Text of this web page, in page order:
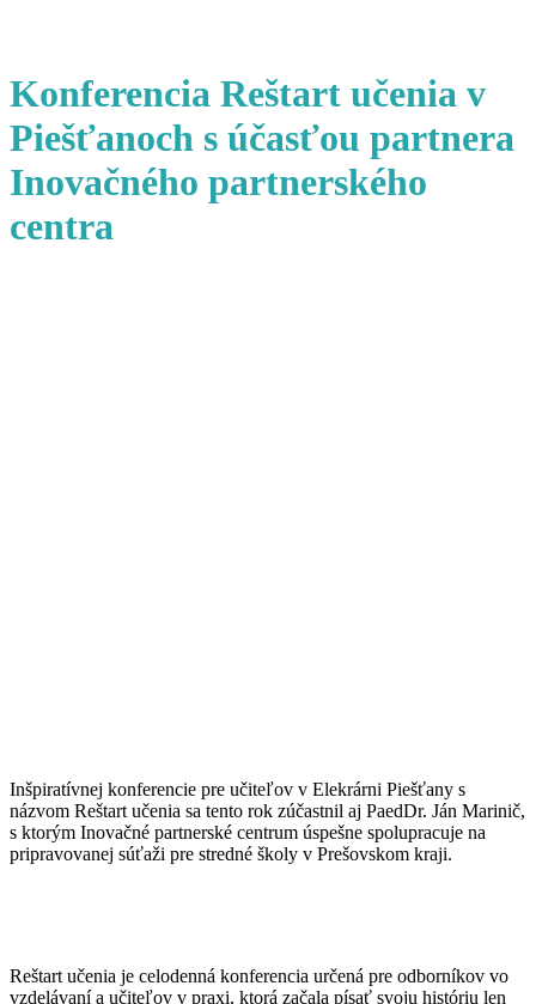
Konferencia Reštart učenia v
Piešťanoch s účasťou partnera
Inovačného partnerského
centra
Inšpiratívnej konferencie pre učiteľov v Elekrárni Piešťany s
názvom Reštart učenia sa tento rok zúčastnil aj PaedDr. Ján Marinič,
s ktorým Inovačné partnerské centrum úspešne spolupracuje na
pripravovanej súťaži pre stredné školy v Prešovskom kraji.
Reštart učenia je celodenná konferencia určená pre odborníkov vo
vzdelávaní a učiteľov v praxi, ktorá začala písať svoju históriu len